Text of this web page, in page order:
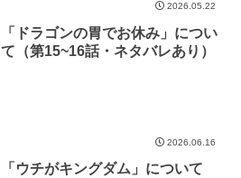
2026.05.22
「ドラゴンの胃でお休み」につい
て（第15~16話・ネタバレあり）
2026.06.16
「ウチがキングダム」について